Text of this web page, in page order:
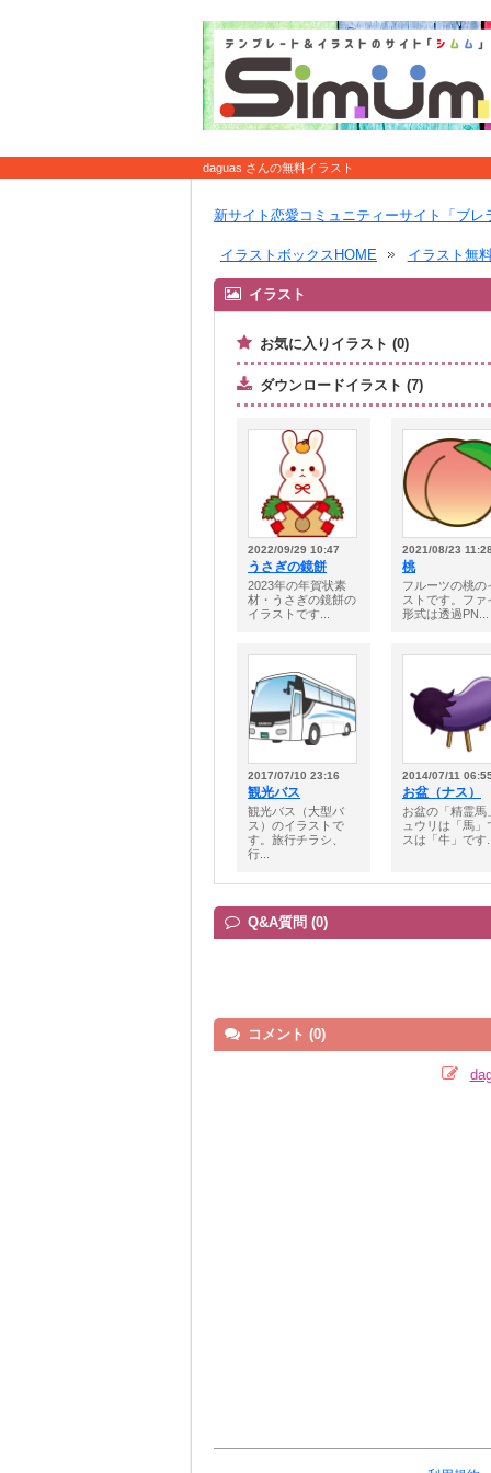
daguas さんの無料イラスト
新サイト恋愛コミュニティーサイト「ブレ
イラストボックスHOME イラスト無
イラスト
お気に入りイラスト (0)
ダウンロードイラスト (7)
2022/09/29 10:47
うさぎの鏡餅
2023年の年賀状素
材・うさぎの鏡餅の
イラストです...
2021/08/23
桃
フルーツの桃の
ストです。ファ
形式は透過PN...
2017/07/10 23:16
観光バス
観光バス（大型バ
ス）のイラストで
す。旅行チラシ、
行...
2014/07/11
お盆（ナス）
お盆の「精霊馬
ュウリは「馬」
スは「牛」です
Q&A質問 (0)
コメント (0)